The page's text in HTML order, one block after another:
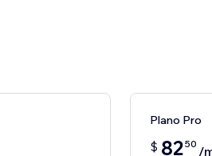
Plano Pro
$ 8250 /